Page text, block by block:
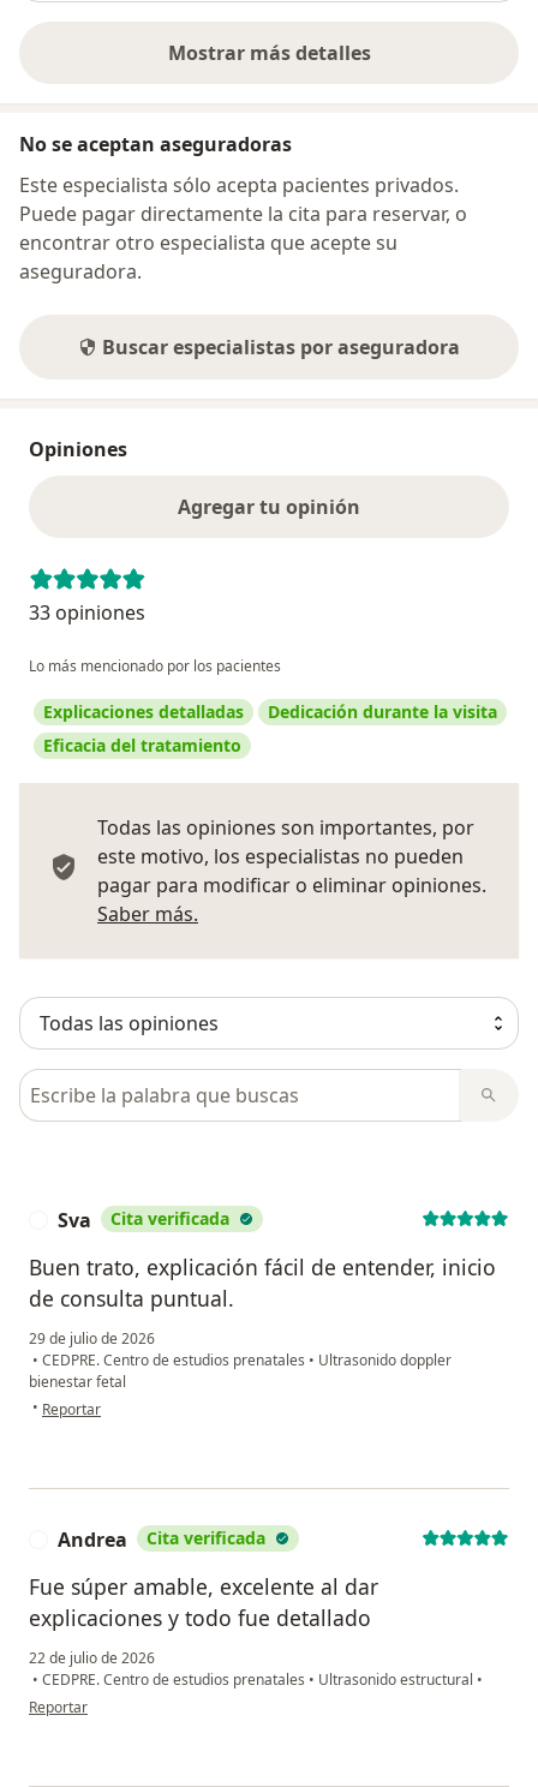
Mostrar más detalles
sobre la dirección
No se aceptan aseguradoras
Este especialista sólo acepta pacientes privados.
Puede pagar directamente la cita para reservar, o
encontrar otro especialista que acepte su
aseguradora.
Buscar especialistas por aseguradora
Opiniones
Agregar tu opinión
33 opiniones
Lo más mencionado por los pacientes
Explicaciones detalladas
Dedicación durante la visita
Eficacia del tratamiento
Todas las opiniones son importantes, por
este motivo, los especialistas no pueden
pagar para modificar o eliminar opiniones.
Saber más.
Busca en opiniones
Sva Cita verificada
Buen trato, explicación fácil de entender, inicio
de consulta puntual.
29 de julio de 2026
• CEDPRE. Centro de estudios prenatales • Ultrasonido doppler
bienestar fetal
• en opinión del usuario Sva
Reportar
Andrea Cita verificada
Fue súper amable, excelente al dar
explicaciones y todo fue detallado
22 de julio de 2026
• CEDPRE. Centro de estudios prenatales • Ultrasonido estructural •
en opinión del usuario Andrea
Reportar